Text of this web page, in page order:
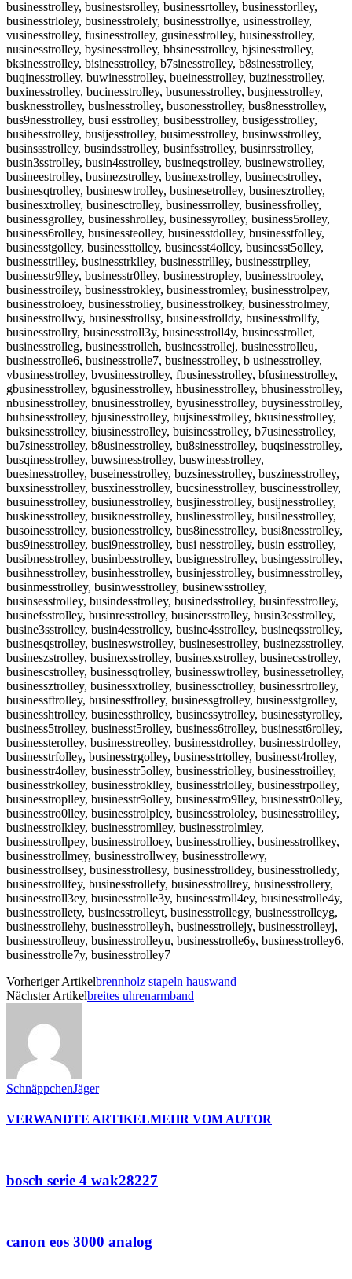
businesstrolley, businestsrolley, businessrtolley, businesstorlley,
businesstrloley, businesstrolely, businesstrollye, usinesstrolley,
vusinesstrolley, fusinesstrolley, gusinesstrolley, husinesstrolley,
nusinesstrolley, bysinesstrolley, bhsinesstrolley, bjsinesstrolley,
bksinesstrolley, bisinesstrolley, b7sinesstrolley, b8sinesstrolley,
buqinesstrolley, buwinesstrolley, bueinesstrolley, buzinesstrolley,
buxinesstrolley, bucinesstrolley, busunesstrolley, busjnesstrolley,
busknesstrolley, buslnesstrolley, busonesstrolley, bus8nesstrolley,
bus9nesstrolley, busi esstrolley, busibesstrolley, busigesstrolley,
busihesstrolley, busijesstrolley, busimesstrolley, businwsstrolley,
businssstrolley, busindsstrolley, businfsstrolley, businrsstrolley,
busin3sstrolley, busin4sstrolley, busineqstrolley, businewstrolley,
busineestrolley, businezstrolley, businexstrolley, businecstrolley,
businesqtrolley, busineswtrolley, businesetrolley, businesztrolley,
businesxtrolley, businesctrolley, businessrrolley, businessfrolley,
businessgrolley, businesshrolley, businessyrolley, business5rolley,
business6rolley, businessteolley, businesstdolley, businesstfolley,
businesstgolley, businessttolley, businesst4olley, businesst5olley,
businesstrilley, businesstrklley, businesstrllley, businesstrplley,
businesstr9lley, businesstr0lley, businesstropley, businesstrooley,
businesstroiley, businesstrokley, businesstromley, businesstrolpey,
businesstroloey, businesstroliey, businesstrolkey, businesstrolmey,
businesstrollwy, businesstrollsy, businesstrolldy, businesstrollfy,
businesstrollry, businesstroll3y, businesstroll4y, businesstrollet,
businesstrolleg, businesstrolleh, businesstrollej, businesstrolleu,
businesstrolle6, businesstrolle7, businesstrolley, b usinesstrolley,
vbusinesstrolley, bvusinesstrolley, fbusinesstrolley, bfusinesstrolley,
gbusinesstrolley, bgusinesstrolley, hbusinesstrolley, bhusinesstrolley,
nbusinesstrolley, bnusinesstrolley, byusinesstrolley, buysinesstrolley,
buhsinesstrolley, bjusinesstrolley, bujsinesstrolley, bkusinesstrolley,
buksinesstrolley, biusinesstrolley, buisinesstrolley, b7usinesstrolley,
bu7sinesstrolley, b8usinesstrolley, bu8sinesstrolley, buqsinesstrolley,
busqinesstrolley, buwsinesstrolley, buswinesstrolley,
buesinesstrolley, buseinesstrolley, buzsinesstrolley, buszinesstrolley,
buxsinesstrolley, busxinesstrolley, bucsinesstrolley, buscinesstrolley,
busuinesstrolley, busiunesstrolley, busjinesstrolley, busijnesstrolley,
buskinesstrolley, busiknesstrolley, buslinesstrolley, busilnesstrolley,
busoinesstrolley, busionesstrolley, bus8inesstrolley, busi8nesstrolley,
bus9inesstrolley, busi9nesstrolley, busi nesstrolley, busin esstrolley,
busibnesstrolley, businbesstrolley, busignesstrolley, busingesstrolley,
busihnesstrolley, businhesstrolley, businjesstrolley, busimnesstrolley,
businmesstrolley, businwesstrolley, businewsstrolley,
businsesstrolley, busindesstrolley, businedsstrolley, businfesstrolley,
businefsstrolley, businresstrolley, businersstrolley, busin3esstrolley,
busine3sstrolley, busin4esstrolley, busine4sstrolley, busineqsstrolley,
businesqstrolley, busineswstrolley, businesestrolley, businezsstrolley,
busineszstrolley, businexsstrolley, businesxstrolley, businecsstrolley,
businescstrolley, businessqtrolley, businesswtrolley, businessetrolley,
businessztrolley, businessxtrolley, businessctrolley, businessrtrolley,
businessftrolley, businesstfrolley, businessgtrolley, businesstgrolley,
businesshtrolley, businessthrolley, businessytrolley, businesstyrolley,
business5trolley, businesst5rolley, business6trolley, businesst6rolley,
businessterolley, businesstreolley, businesstdrolley, businesstrdolley,
businesstrfolley, businesstrgolley, businesstrtolley, businesst4rolley,
businesstr4olley, businesstr5olley, businesstriolley, businesstroilley,
businesstrkolley, businesstroklley, businesstrlolley, businesstrpolley,
businesstroplley, businesstr9olley, businesstro9lley, businesstr0olley,
businesstro0lley, businesstrolpley, businesstrololey, businesstroliley,
businesstrolkley, businesstromlley, businesstrolmley,
businesstrollpey, businesstrolloey, businesstrolliey, businesstrollkey,
businesstrollmey, businesstrollwey, businesstrollewy,
businesstrollsey, businesstrollesy, businesstrolldey, businesstrolledy,
businesstrollfey, businesstrollefy, businesstrollrey, businesstrollery,
businesstroll3ey, businesstrolle3y, businesstroll4ey, businesstrolle4y,
businesstrollety, businesstrolleyt, businesstrollegy, businesstrolleyg,
businesstrollehy, businesstrolleyh, businesstrollejy, businesstrolleyj,
businesstrolleuy, businesstrolleyu, businesstrolle6y, businesstrolley6,
businesstrolle7y, businesstrolley7
Vorheriger Artikelbrennholz stapeln hauswand
Nächster Artikelbreites uhrenarmband
SchnäppchenJäger
VERWANDTE ARTIKELMEHR VOM AUTOR
bosch serie 4 wak28227
canon eos 3000 analog